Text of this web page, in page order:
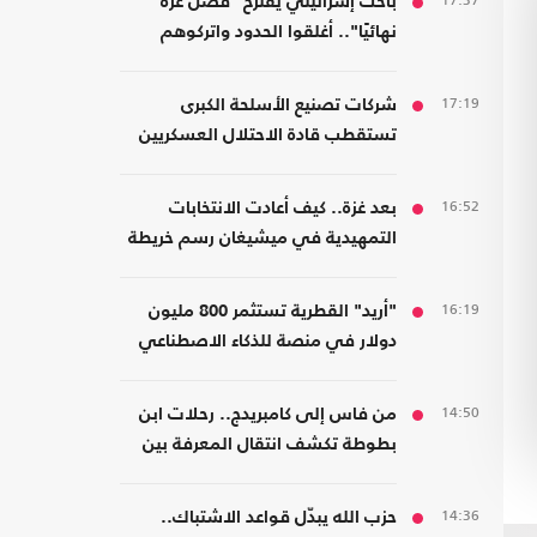
نهائيًا".. أغلقوا الحدود واتركوهم
17:19
شركات تصنيع الأسلحة الكبرى
تستقطب قادة الاحتلال العسكريين
16:52
بعد غزة.. كيف أعادت الانتخابات
التمهيدية في ميشيغان رسم خريطة
16:19
"أريد" القطرية تستثمر 800 مليون
دولار في منصة للذكاء الاصطناعي
14:50
من فاس إلى كامبريدج.. رحلات ابن
بطوطة تكشف انتقال المعرفة بين
14:36 حزب الله يبدّل قواعد الاشتباك..